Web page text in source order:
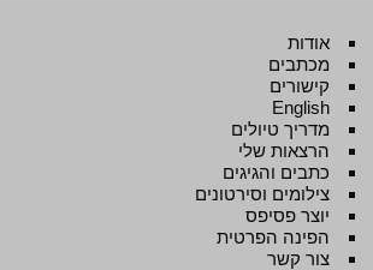
אודות
מכתבים
קישורים
English
מדריך טיולים
הרצאות שלי
כתבים והגיגים
צילומים וסירטונים
יוצר פסיפס
הפינה הפרטית
צור קשר